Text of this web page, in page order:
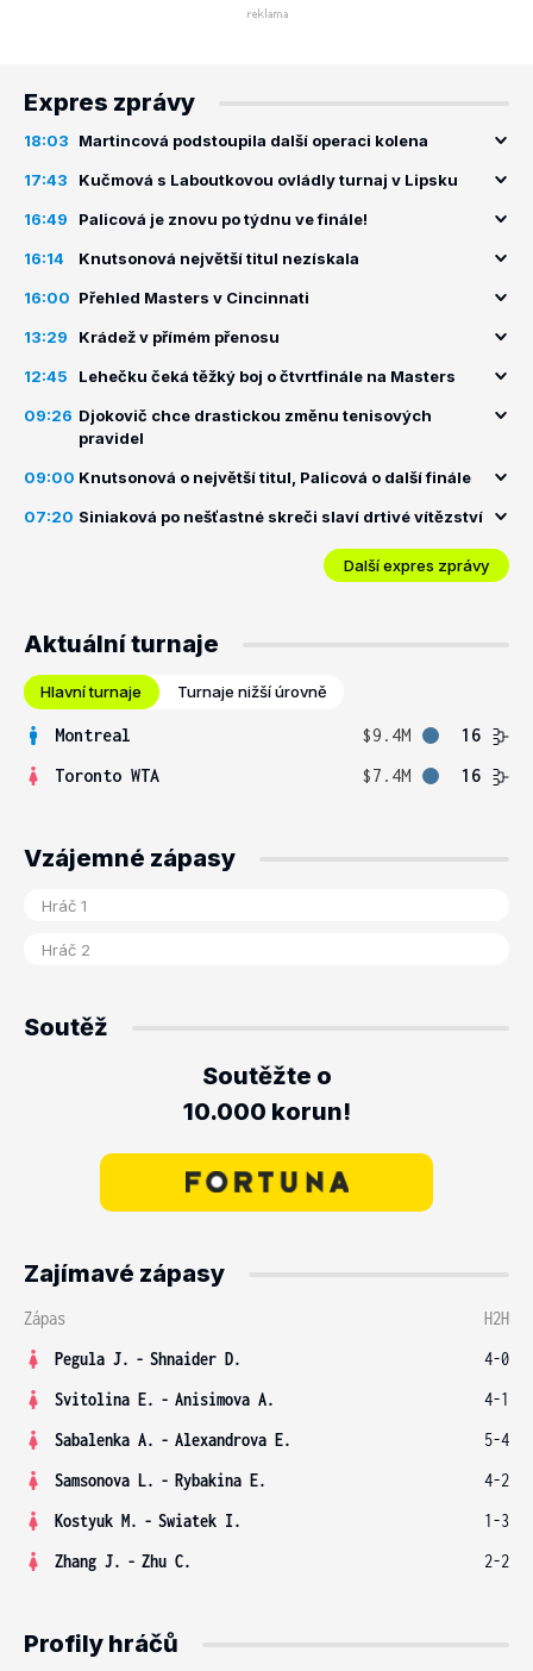
Expres zprávy
18:03 Martincová podstoupila další operaci kolena
17:43 Kučmová s Laboutkovou ovládly turnaj v Lipsku
16:49 Palicová je znovu po týdnu ve finále!
16:14 Knutsonová největší titul nezískala
16:00 Přehled Masters v Cincinnati
13:29 Krádež v přímém přenosu
12:45 Lehečku čeká těžký boj o čtvrtfinále na Masters
09:26 Djokovič chce drastickou změnu tenisových
pravidel
09:00 Knutsonová o největší titul, Palicová o další finále
07:20 Siniaková po nešťastné skreči slaví drtivé vítězství
Další expres zprávy
Aktuální turnaje
Hlavní turnaje Turnaje nižší úrovně
Montreal $9.4M
16
Toronto WTA
$7.4M 16
Vzájemné zápasy
Soutěž
Soutěžte o
10.000 korun!
Zajímavé zápasy
Zápas
H2H
Pegula J. - Shnaider D.
4-0
Svitolina E. - Anisimova A.
4-1
Sabalenka A. - Alexandrova E.
5-4
Samsonova L. - Rybakina E.
4-2
Kostyuk M. - Swiatek I.
1-3
Zhang J. - Zhu C. 2-2
Profily hráčů